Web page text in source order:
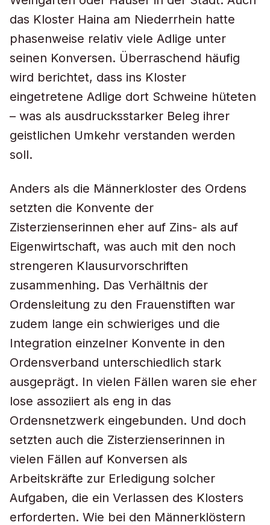
das Kloster Haina am Niederrhein hatte
phasenweise relativ viele Adlige unter
seinen Konversen. Überraschend häufig
wird berichtet, dass ins Kloster
eingetretene Adlige dort Schweine hüteten
– was als ausdrucksstarker Beleg ihrer
geistlichen Umkehr verstanden werden
soll.
Anders als die Männerkloster des Ordens
setzten die Konvente der
Zisterzienserinnen eher auf Zins- als auf
Eigenwirtschaft, was auch mit den noch
strengeren Klausurvorschriften
zusammenhing. Das Verhältnis der
Ordensleitung zu den Frauenstiften war
zudem lange ein schwieriges und die
Integration einzelner Konvente in den
Ordensverband unterschiedlich stark
ausgeprägt. In vielen Fällen waren sie eher
lose assoziiert als eng in das
Ordensnetzwerk eingebunden. Und doch
setzten auch die Zisterzienserinnen in
vielen Fällen auf Konversen als
Arbeitskräfte zur Erledigung solcher
Aufgaben, die ein Verlassen des Klosters
erforderten. Wie bei den Männerklöstern